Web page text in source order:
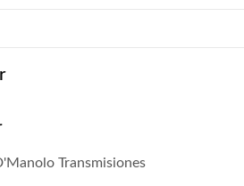
Transmisiones